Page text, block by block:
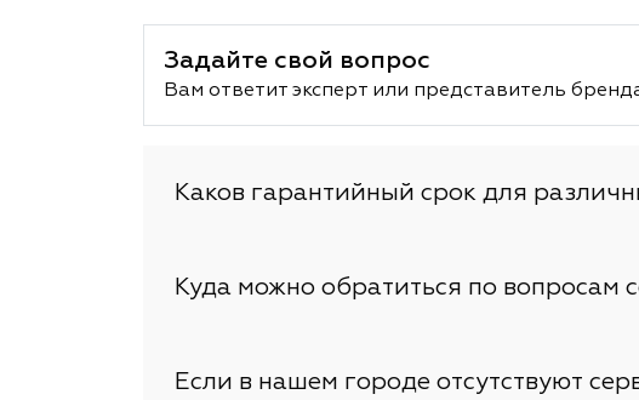
Задайте свой вопрос
Вам ответит эксперт или представитель
Каков гарантийный срок для
Куда можно обратиться по вопросам
Если в нашем городе отсутствуют